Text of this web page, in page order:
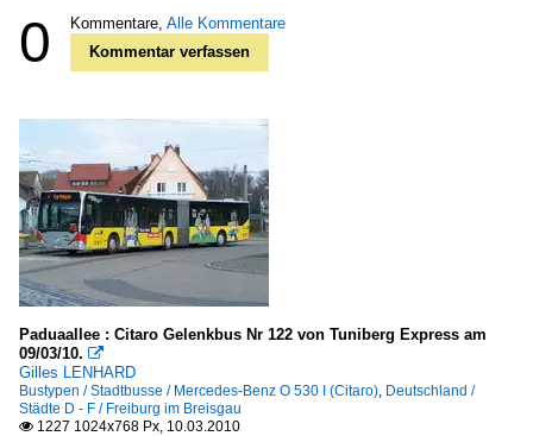
0 Kommentare, Alle Kommentare
Kommentar verfassen
Paduaallee : Citaro Gelenkbus Nr 122 von Tuniberg Express am
09/03/10. 
Gilles LENHARD
Bustypen / Stadtbusse / Mercedes-Benz O 530 I (Citaro), Deutschland /
Städte D - F / Freiburg im Breisgau
 1227 1024x768 Px, 10.03.2010